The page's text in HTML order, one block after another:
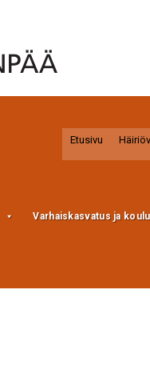
Etusivu
Varhaiskasvatus ja